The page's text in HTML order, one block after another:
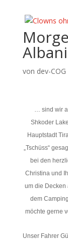
von dev-COG
… sind wir
Shkoder
Hauptstadt
„Tschüss“
bei den
Christina und
um die Decken
dem
möchte gerne
Unser Fahrer